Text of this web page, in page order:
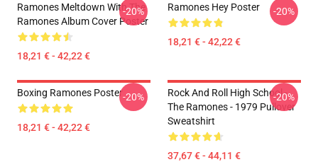
Ramones Meltdown With The
Ramones Album Cover Poster
18,21 € - 42,22 €
-20% Ramones Hey Poster
18,21 € - 42,22 €
-20%
Boxing Ramones Poster
18,21 € - 42,22 €
-20%
Rock And Roll High School -
The Ramones - 1979 Pullover
Sweatshirt
37,67 € - 44,11 €
-20%